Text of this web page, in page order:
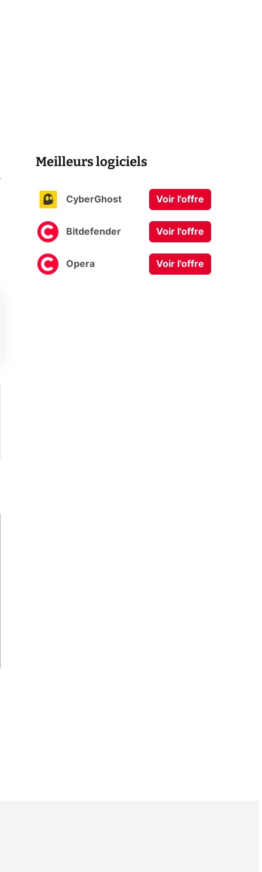
Meilleurs logiciels
CyberGhost Voir l'offre
Bitdefender Voir l'offre
Opera Voir l'offre